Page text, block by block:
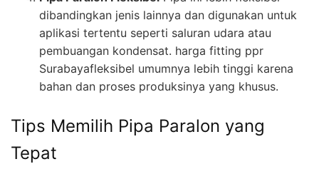
dibandingkan jenis lainnya dan digunakan untuk
aplikasi tertentu seperti saluran udara atau
pembuangan kondensat. harga fitting ppr
Surabayafleksibel umumnya lebih tinggi karena
bahan dan proses produksinya yang khusus.
Tips Memilih Pipa Paralon yang
Tepat